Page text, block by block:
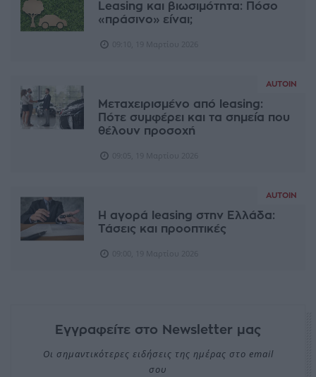
Leasing και βιωσιμότητα: Πόσο
«πράσινο» είναι;
AUTOIN
Μεταχειρισμένo από leasing:
Πότε συμφέρει και τα σημεία που
θέλουν προσοχή
AUTOIN
Η αγορά leasing στην Ελλάδα:
Τάσεις και προοπτικές
Εγγραφείτε στο Newsletter μας
Οι σημαντικότερες ειδήσεις της ημέρας στο email
σου